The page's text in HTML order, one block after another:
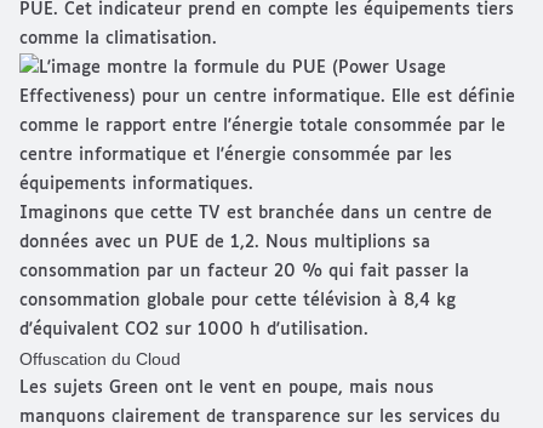
PUE. Cet indicateur prend en compte les équipements tiers
comme la climatisation.
Imaginons que cette TV est branchée dans un centre de
données avec un PUE de 1,2. Nous multiplions sa
consommation par un facteur 20 % qui fait passer la
consommation globale pour cette télévision à 8,4 kg
d'équivalent CO2 sur 1000 h d'utilisation.
Offuscation du Cloud
Les sujets Green ont le vent en poupe, mais nous
manquons clairement de transparence sur les services du